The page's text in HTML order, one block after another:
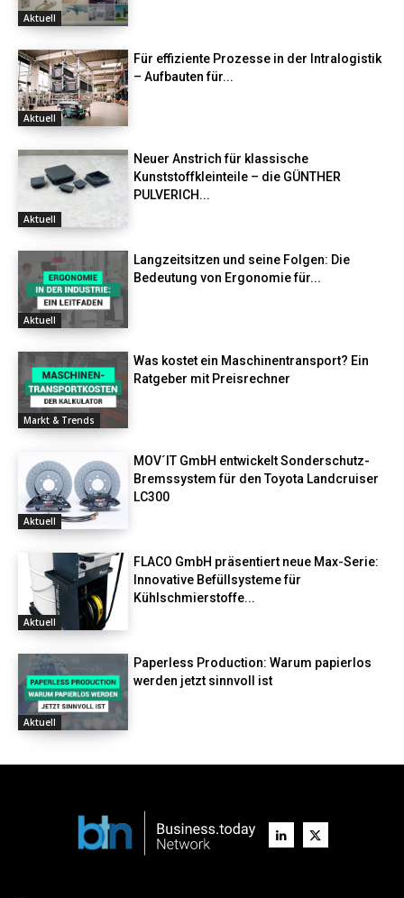
Aktuell
Aktuell
Für effiziente Prozesse in der Intralogistik
– Aufbauten für...
Aktuell
Neuer Anstrich für klassische
Kunststoffkleinteile – die GÜNTHER
PULVERICH...
Aktuell
Langzeitsitzen und seine Folgen: Die
Bedeutung von Ergonomie für...
Markt & Trends
Was kostet ein Maschinentransport? Ein
Ratgeber mit Preisrechner
Aktuell
MOV´IT GmbH entwickelt Sonderschutz-
Bremssystem für den Toyota Landcruiser
LC300
Aktuell
FLACO GmbH präsentiert neue Max-Serie:
Innovative Befüllsysteme für
Kühlschmierstoffe...
Aktuell
Paperless Production: Warum papierlos
werden jetzt sinnvoll ist